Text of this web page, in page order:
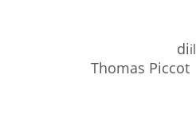
di
Thomas Piccot
il